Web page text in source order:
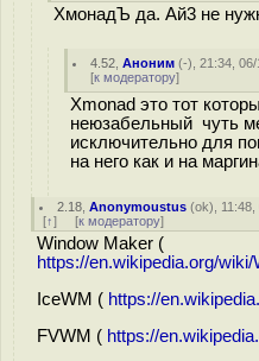
ХмонадЪ да. Ай3 не
4.52 ,Аноним (-), 21:34,
[к модератору]
Xmonad это тот
неюзабельный чуть
исключительно для
на него как и на
2.18 ,Anonymoustus (ok), 11:48,
[↑] [к модератору]
Window Maker (
https://en.wikipedia.org/
IceWM ( https://
FVWM ( https://